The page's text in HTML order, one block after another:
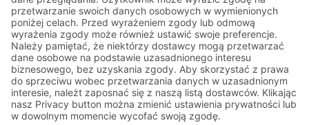
Aktualności magazynowe i
logistyczne
Ekskluzywne rabaty
Innowacje
Zapisz się do newslettera